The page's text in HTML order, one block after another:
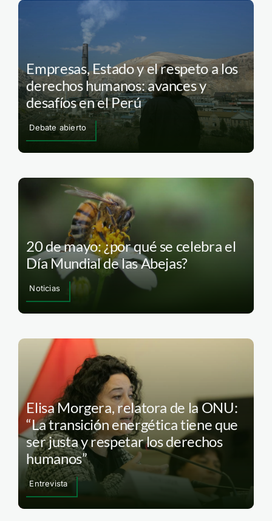
Empresas, Estado y el respeto a los
derechos humanos: avances y
desafíos en el Perú
Debate abierto
20 de mayo: ¿por qué se celebra el
Día Mundial de las Abejas?
Noticias
Elisa Morgera, relatora de la ONU:
“La transición energética tiene que
ser justa y respetar los derechos
humanos”
Entrevista